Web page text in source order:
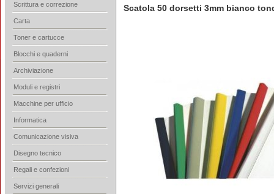
Scatola 50 dorsetti 3mm bianco
Scrittura e correzione
Carta
Toner e cartucce
Blocchi e quaderni
Archiviazione
Moduli e registri
Macchine per ufficio
Informatica
Comunicazione visiva
Disegno tecnico
Regali e confezioni
Servizi generali